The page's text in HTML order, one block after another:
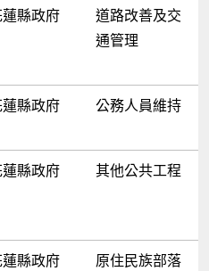
縣政府
道路改善及交
通管理
縣政府 公務人員維持
縣政府 其他公共工程
縣政府
原住民族部落